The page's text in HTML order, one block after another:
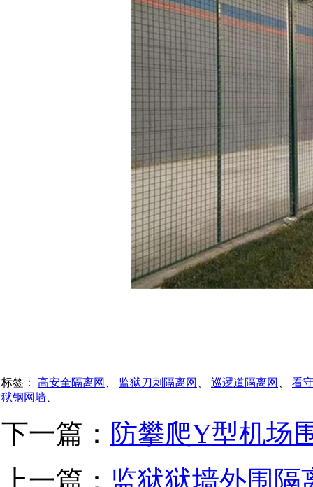
标签： 高安全隔离网 监狱刀刺隔离网 巡逻道隔离网
看
狱钢网墙
下一篇： 防攀爬Y型机场
上一篇： 监狱狱墙外围隔